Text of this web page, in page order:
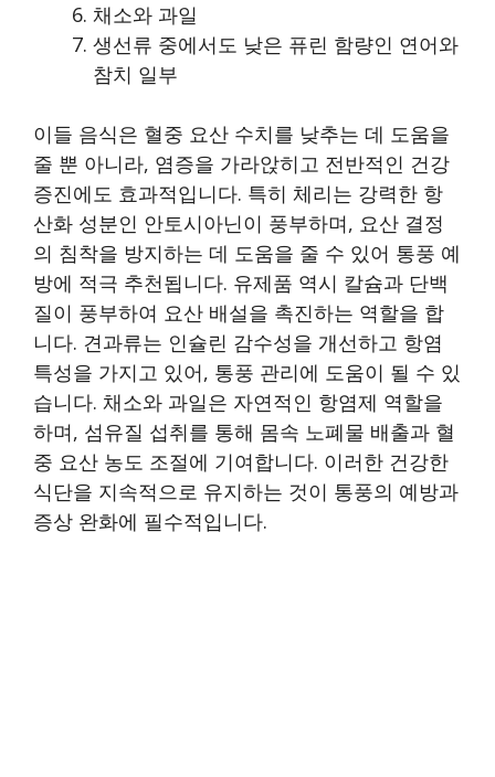
채소와 과일
생선류 중에서도 낮은 퓨린 함량인 연어와
참치 일부
이들 음식은 혈중 요산 수치를 낮추는 데 도움을
줄 뿐 아니라, 염증을 가라앉히고 전반적인 건강
증진에도 효과적입니다. 특히 체리는 강력한 항
산화 성분인 안토시아닌이 풍부하며, 요산 결정
의 침착을 방지하는 데 도움을 줄 수 있어 통풍 예
방에 적극 추천됩니다. 유제품 역시 칼슘과 단백
질이 풍부하여 요산 배설을 촉진하는 역할을 합
니다. 견과류는 인슐린 감수성을 개선하고 항염
특성을 가지고 있어, 통풍 관리에 도움이 될 수 있
습니다. 채소와 과일은 자연적인 항염제 역할을
하며, 섬유질 섭취를 통해 몸속 노폐물 배출과 혈
중 요산 농도 조절에 기여합니다. 이러한 건강한
식단을 지속적으로 유지하는 것이 통풍의 예방과
증상 완화에 필수적입니다.